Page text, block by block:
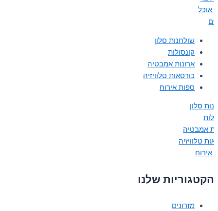
אוכל
שולחנות סלון
קונסולות
ארונות אמבטיה
כורסאות טלוויזיה
ספות אירוח
סלון
אמבטיה
טלוויזיה
אירוח
הקטגוריות שלנו
מזרונים